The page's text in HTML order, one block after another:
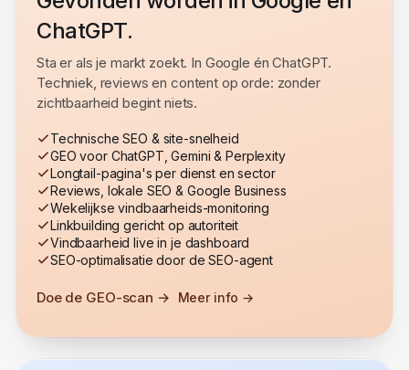
Gevonden worden in Google én
ChatGPT.
Sta er als je markt zoekt. In Google én ChatGPT.
Techniek, reviews en content op orde: zonder
zichtbaarheid begint niets.
Technische SEO & site-snelheid
GEO voor ChatGPT, Gemini & Perplexity
Longtail-pagina's per dienst en sector
Reviews, lokale SEO & Google Business
Wekelijkse vindbaarheids-monitoring
Linkbuilding gericht op autoriteit
Vindbaarheid live in je dashboard
SEO-optimalisatie door de SEO-agent